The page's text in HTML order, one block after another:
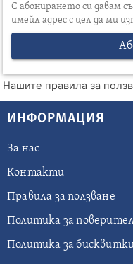
С абонирането си давам
имейл адрес с цел да ми
Нашите правила за
ИНФОРМАЦИЯ
За нас
Контакти
Правила за ползване
Политика за
Политика за